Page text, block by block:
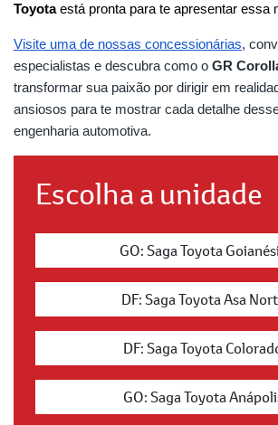
Toyota está pronta para te apresentar essa
Visite uma de nossas concessionárias,
especialistas e descubra como o GR
transformar sua paixão por dirigir em
ansiosos para te mostrar cada detalhe
engenharia automotiva.
Escolha a unidade
GO: Saga Toyota
DF: Saga Toyota Asa
DF: Saga Toyota
GO: Saga Toyota